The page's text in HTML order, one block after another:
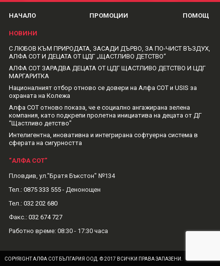
НАЧАЛО ПРОМОЦИИ ПОМОЩ
НОВИНИ
С ЛЮБОВ КЪМ ПРИРОДАТА, ЗАСАДИ ДЪРВО, ЗА ПО-ЧИСТ ВЪЗДУХ,
АЛФА СОТ И ДЕЦАТА ОТ ЦДГ „ЩАСТЛИВО ДЕТСТВО“
АЛФА СОТ ЗАРАДВА ДЕЦАТА ОТ ЦДГ ЩАСТЛИВО ДЕТСТВО И ЦДГ
МАРГАРИТКА
Националният отбор отново се довери на Алфа СОТ и USIS за
охраната на Колежа
Алфа СОТ отново показа, че е социално ангажирана зелена
компания, като подкрепи пролетна инициатива на децата от ДГ
“Щастливо детство”
Интелигентна, иновативна и интегрирана софтуерна система в
сферата на сигурността
“АЛФА СОТ”
Пловдив, ул."Братя Бъкстон" №134
Тел.: 0875 333 555- Денонощен
Тел.: 032 202 680
Факс.: 032 674 727
Рабoтно време: 08:30 - 17:30 часа
COPYRIGHT АЛФА СОТ БЪЛГАРИЯ ООД. © 2017 ВСИЧКИ ПРАВА ЗАПАЗЕНИ.